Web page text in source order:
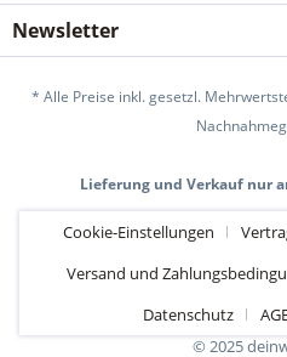
Newsletter
* Alle Preise inkl. gesetzl.
Lieferung und Verkauf nur
Cookie-Einstellungen
Versand und
Datenschutz
© 2025